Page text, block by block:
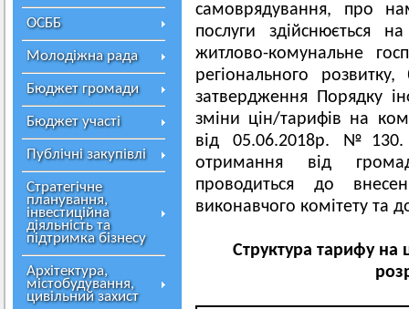
ОСББ
Молодіжна рада
Бюджет громади
Бюджет участі
Публічні закупівлі
Стратегічне
планування,
інвестиційна
діяльність та
підтримка бізнесу
Архітектура,
містобудування,
цивільний захист
самоврядування, про
послуги здійснюється
житлово-комунальне
регіонального
затвердження Порядку
зміни цін/тарифів на
від 05.06.2018р.
отримання від
проводиться до
виконавчого комітету та
Структура тарифу на